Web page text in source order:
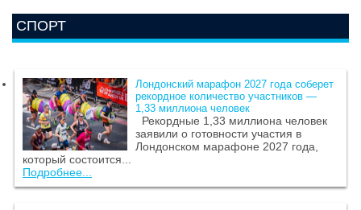
СПОРТ
Лондонский марафон 2027 года соберет
рекордное количество участников —
1,33 миллиона человек
Рекордные 1,33 миллиона человек
заявили о готовности участия в
Лондонском марафоне 2027 года,
который состоится...
Подробнее...